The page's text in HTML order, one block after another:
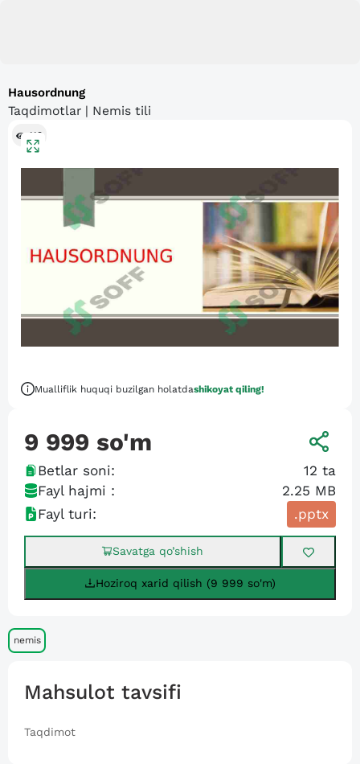
Hausordnung
Taqdimotlar | Nemis tili
119
Mualliflik huquqi buzilgan holatdashikoyat qiling!
9 999 so'm
Betlar soni: 12 ta
Fayl hajmi :
2.25 MB
Fayl turi:
.pptx
Savatga qo’shish
Hoziroq xarid qilish (9 999 so'm)
nemis
Mahsulot tavsifi
Taqdimot